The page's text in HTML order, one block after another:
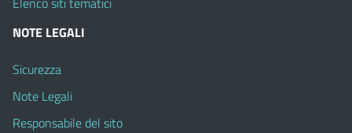
NOTE LEGALI
Sicurezza
Note Legali
Responsabile del sito